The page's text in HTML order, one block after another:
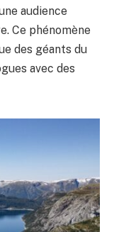
audience
Ce phénomène
des géants du
avec des